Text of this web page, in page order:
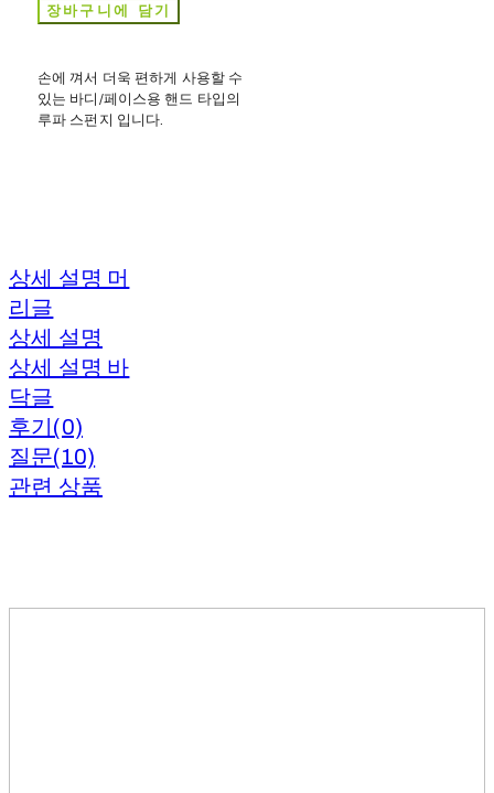
장바구니에 담기
손에 껴서 더욱 편하게 사용할 수
있는 바디/페이스용 핸드 타입의
루파 스펀지 입니다.
상세 설명 머
리글
상세 설명
상세 설명 바
닥글
후기(0)
질문(10)
관련 상품